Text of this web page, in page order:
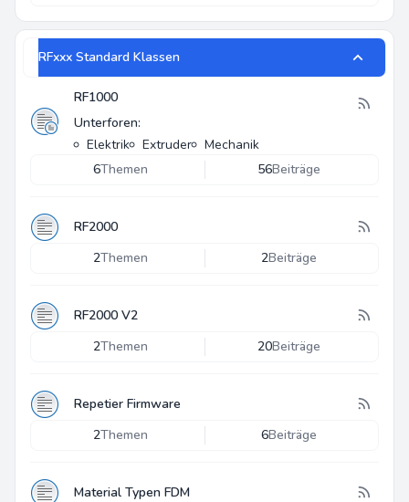
RFxxx Standard Klassen
RF1000
Unterforen:
Elektrik
Extruder
Mechanik
6Themen 56Beiträge
RF2000
2Themen 2Beiträge
RF2000 V2
2Themen 20Beiträge
Repetier Firmware
2Themen 6Beiträge
Material Typen FDM